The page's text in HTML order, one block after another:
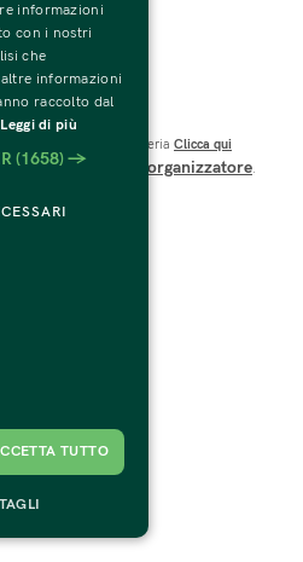
Riservati
01594270207
USAL8PV
– 46100 Mantova
CONTATTI
all'acquisto della biglietteria Clicca qui
l'evento, rivolgersi all' organizzatore.
informazioni
con i nostri
che
informazioni
raccolto dal
Leggi di più
(1658) →
TUTTO